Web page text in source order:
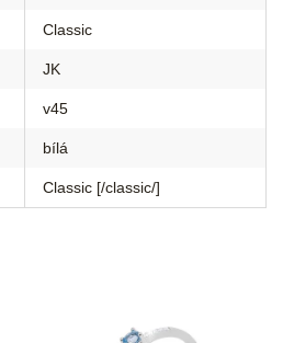
Classic
JK
v45
bílá
Classic [/classic/]